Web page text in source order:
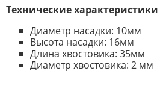
Технические характеристики
Диаметр насадки: 10мм
Высота насадки: 16мм
Длина хвостовика: 35мм
Диаметр хвостовика: 2 мм
К настоящему времени нет